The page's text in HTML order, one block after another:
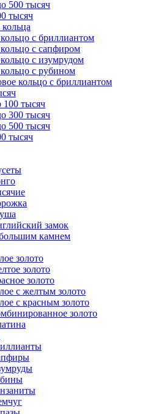
500 тысяч
тысяч
с бриллиантом
с сапфиром
с изумрудом
с рубином
кольцо с бриллиантом
100 тысяч
300 тысяч
500 тысяч
тысяч
замок
камнем
золото
золото
золото
с желтым золото
с красным золото
золото